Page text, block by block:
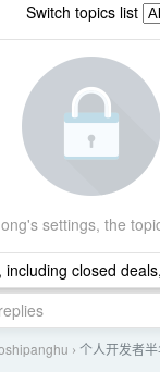
Switch topics list
settings, the
closed
› 个人开发者